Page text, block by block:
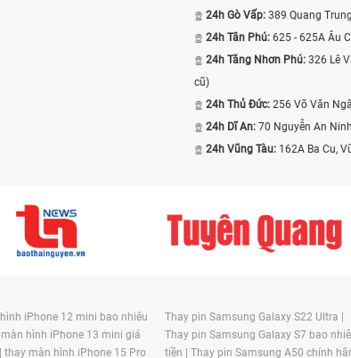
24h Gò Vấp: 389 Quang
24h Tân Phú: 625 - 625A Âu
24h Tăng Nhơn Phú: 326 Lê
cũ)
24h Thủ Đức: 256 Võ Văn
24h Dĩ An: 70 Nguyễn An
24h Vũng Tàu: 162A Ba Cu,
iPhone 12 mini bao nhiêu
hình iPhone 13 mini giá
thay màn hình iPhone 15 Pro
Thay pin Samsung Galaxy S22 Ultra |
Thay pin Samsung Galaxy S7 bao
tiền | Thay pin Samsung A50 chính